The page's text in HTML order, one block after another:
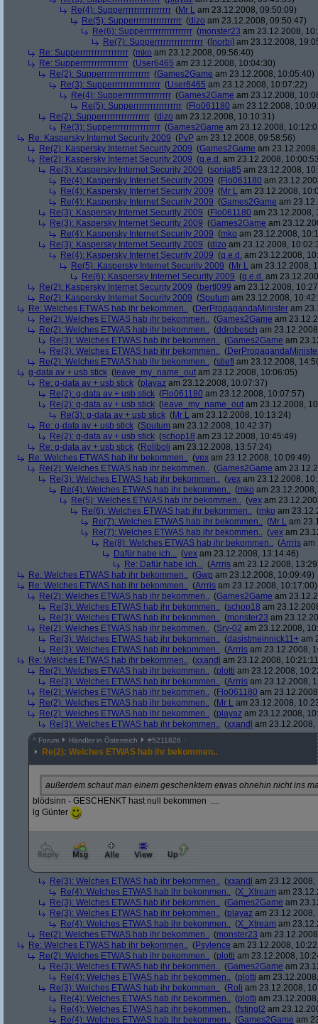
Re(4): Supperrrrrrrrrrrrrrrrr (Mr L am 23.12.2008, 09:50:09)
Re(5): Supperrrrrrrrrrrrrrrrr (dizo am 23.12.2008, 09:50:47)
Re(6): Supperrrrrrrrrrrrrrrrr (monster23 am 23.12.2008,
Re(7): Supperrrrrrrrrrrrrrrrr ([norbi] am 23.12.2008,
Re: Supperrrrrrrrrrrrrrrrr (mko am 23.12.2008, 09:56:40)
Re: Supperrrrrrrrrrrrrrrrr (User6465 am 23.12.2008, 10:04:30)
Re(2): Supperrrrrrrrrrrrrrrrr (Games2Game am 23.12.2008, 10:05:40)
Re(3): Supperrrrrrrrrrrrrrrrr (User6465 am 23.12.2008, 10:07:22)
Re(4): Supperrrrrrrrrrrrrrrrr (Games2Game am 23.12.2008,
Re(5): Supperrrrrrrrrrrrrrrrr (Flo061180 am 23.12.2008,
Re(2): Supperrrrrrrrrrrrrrrrr (dizo am 23.12.2008, 10:10:31)
Re(3): Supperrrrrrrrrrrrrrrrr (Games2Game am 23.12.2008,
Re: Kaspersky Internet Security 2009 (PvP am 23.12.2008, 09:58:56)
Re(2): Kaspersky Internet Security 2009 (Games2Game am
Re(2): Kaspersky Internet Security 2009 (q.e.d. am 23.12.2008,
Re(3): Kaspersky Internet Security 2009 (sonja85 am 23.12.2008,
Re(4): Kaspersky Internet Security 2009 (Flo061180 am
Re(4): Kaspersky Internet Security 2009 (Mr L am 23.12.2008,
Re(4): Kaspersky Internet Security 2009 (Games2Game am
Re(3): Kaspersky Internet Security 2009 (Flo061180 am 23.12.2008,
Re(3): Kaspersky Internet Security 2009 (Games2Game am
Re(4): Kaspersky Internet Security 2009 (mko am 23.12.2008,
Re(3): Kaspersky Internet Security 2009 (dizo am 23.12.2008,
Re(4): Kaspersky Internet Security 2009 (q.e.d. am 23.12.2008,
Re(5): Kaspersky Internet Security 2009 (Mr L am 23.12.2008,
Re(6): Kaspersky Internet Security 2009 (q.e.d. am
Re(2): Kaspersky Internet Security 2009 (bertl099 am 23.12.2008,
Re(2): Kaspersky Internet Security 2009 (Sputum am 23.12.2008,
Re: Welches ETWAS hab ihr bekommen.. (DerPropagandaMinister am
Re(2): Welches ETWAS hab ihr bekommen.. (Games2Game am
Re(2): Welches ETWAS hab ihr bekommen.. (ddrobesch am
Re(3): Welches ETWAS hab ihr bekommen.. (Games2Game am
Re(3): Welches ETWAS hab ihr bekommen.. (
Re(2): Welches ETWAS hab ihr bekommen.. (stiefl am 23.12.2008,
g-data av + usb stick ( leave_my_name_out am 23.12.2008, 10:06:05)
Re: g-data av + usb stick (playaz am 23.12.2008, 10:07:37)
Re(2): g-data av + usb stick (Flo061180 am 23.12.2008, 10:07:57)
Re(2): g-data av + usb stick ( leave_my_name_out am 23.12.2008,
Re(3): g-data av + usb stick (Mr L am 23.12.2008, 10:13:24)
Re: g-data av + usb stick (Sputum am 23.12.2008, 10:42:37)
Re(2): g-data av + usb stick (schop18 am 23.12.2008, 10:45:49)
Re: g-data av + usb stick (Roliboli am 23.12.2008, 13:57:24)
Re: Welches ETWAS hab ihr bekommen.. (vex am 23.12.2008, 10:09:49)
Re(2): Welches ETWAS hab ihr bekommen.. (Games2Game am
Re(3): Welches ETWAS hab ihr bekommen.. (vex am 23.12.2008,
Re(4): Welches ETWAS hab ihr bekommen.. (mko am
Re(5): Welches ETWAS hab ihr bekommen.. (vex am
Re(6): Welches ETWAS hab ihr bekommen.. (mko am
Re(7): Welches ETWAS hab ihr bekommen.. (Mr L am
Re(7): Welches ETWAS hab ihr bekommen.. (vex am
Re(8): Welches ETWAS hab ihr bekommen.. (Arrris am
Dafür habe ich... (vex am 23.12.2008, 13:14:46)
Re: Dafür habe ich... (Arrris am 23.12.2008,
Re: Welches ETWAS hab ihr bekommen.. (Gwp am 23.12.2008, 10:09:49)
Re: Welches ETWAS hab ihr bekommen.. (Arrris am 23.12.2008, 10:17:00)
Re(2): Welches ETWAS hab ihr bekommen.. (Games2Game am
Re(3): Welches ETWAS hab ihr bekommen.. (schop18 am
Re(3): Welches ETWAS hab ihr bekommen.. (monster23 am
Re(2): Welches ETWAS hab ihr bekommen.. (Srv-02 am 23.12.2008,
Re(3): Welches ETWAS hab ihr bekommen.. (dasistmeinnick11+ am
Re(3): Welches ETWAS hab ihr bekommen.. (Arrris am 23.12.2008,
Re: Welches ETWAS hab ihr bekommen.. (xxandl am 23.12.2008,
Re(2): Welches ETWAS hab ihr bekommen.. (plotti am 23.12.2008,
Re(3): Welches ETWAS hab ihr bekommen.. (Arrris am 23.12.2008,
Re(2): Welches ETWAS hab ihr bekommen.. (Flo061180 am
Re(2): Welches ETWAS hab ihr bekommen.. (Mr L am 23.12.2008,
Re(2): Welches ETWAS hab ihr bekommen.. (playaz am 23.12.2008,
Re(3): Welches ETWAS hab ihr bekommen.. (xxandl am 23.12.2008,
^ Forum Händler in Österreich #5211826
Re(2): Welches ETWAS hab ihr bekommen..
außerdem schaut man einem geschenktem etwas ohnehin nicht ins
blödsinn - GESCHENKT hast null bekommen ....
lg Günter
Re(3): Welches ETWAS hab ihr bekommen.. (xxandl am 23.12.2008,
Re(4): Welches ETWAS hab ihr bekommen.. (X_Xtream am
Re(3): Welches ETWAS hab ihr bekommen.. (Games2Game am
Re(3): Welches ETWAS hab ihr bekommen.. (playaz am 23.12.2008,
Re(4): Welches ETWAS hab ihr bekommen.. (X_Xtream am
Re(2): Welches ETWAS hab ihr bekommen.. (monster23 am
Re: Welches ETWAS hab ihr bekommen.. (Psylence am 23.12.2008,
Re(2): Welches ETWAS hab ihr bekommen.. (plotti am 23.12.2008,
Re(3): Welches ETWAS hab ihr bekommen.. (Games2Game am
Re(4): Welches ETWAS hab ihr bekommen.. (plotti am
Re(3): Welches ETWAS hab ihr bekommen.. (Roli am 23.12.2008,
Re(4): Welches ETWAS hab ihr bekommen.. (plotti am
Re(4): Welches ETWAS hab ihr bekommen.. (fstingl2 am
Re(4): Welches ETWAS hab ihr bekommen.. (Games2Game am